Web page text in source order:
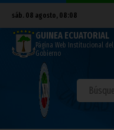
sáb. 08 agosto, 08:08
GUINEA ECUATORIAL
Página Web Institucional del
Gobierno